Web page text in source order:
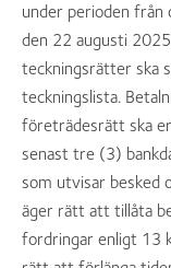
under perioden från
den 22 augusti
teckningsrätter ska
teckningslista.
företrädesrätt ska
senast tre (3)
som utvisar besked
äger rätt att tillåta
fordringar enligt 13